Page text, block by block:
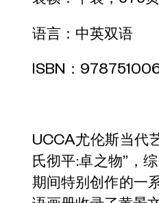
语言：中英双语
ISBN：
UCCA尤伦斯当代
氏彻平:卓之物”，
期间特别创作的一